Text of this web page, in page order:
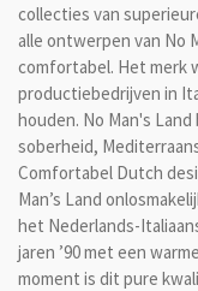
collecties van
alle ontwerpen van No
comfortabel. Het merk
productiebedrijven in
houden. No Man's
soberheid,
Comfortabel Dutch
Man’s Land
het Nederlands-
jaren ’90 met een
moment is dit pure